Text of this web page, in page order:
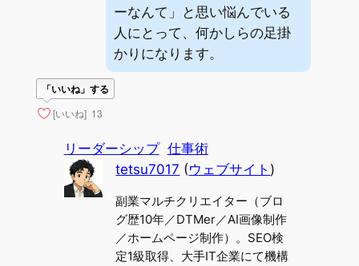
ーなんて」と思い悩んでいる
人にとって、何かしらの足掛
かりになります。
「いいね」する
[いいね] 13
リーダーシップ 仕事術
tetsu7017 (ウェブサイト )
副業マルチクリエイター（ブロ
グ歴10年／DTMer／AI画像制作
／ホームページ制作）。SEO検
定1級取得、大手IT企業にて機構